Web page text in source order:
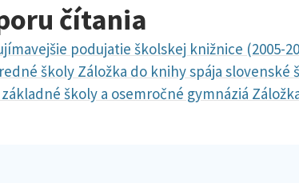
čítania
podujatie školskej knižnice (2005-
školy Záložka do knihy spája slovenské
školy a osemročné gymnáziá